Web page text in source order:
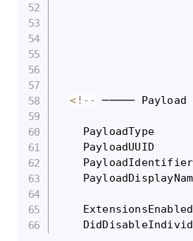
< ! -- ───── Payload
PayloadType
    ExtensionsEnabled